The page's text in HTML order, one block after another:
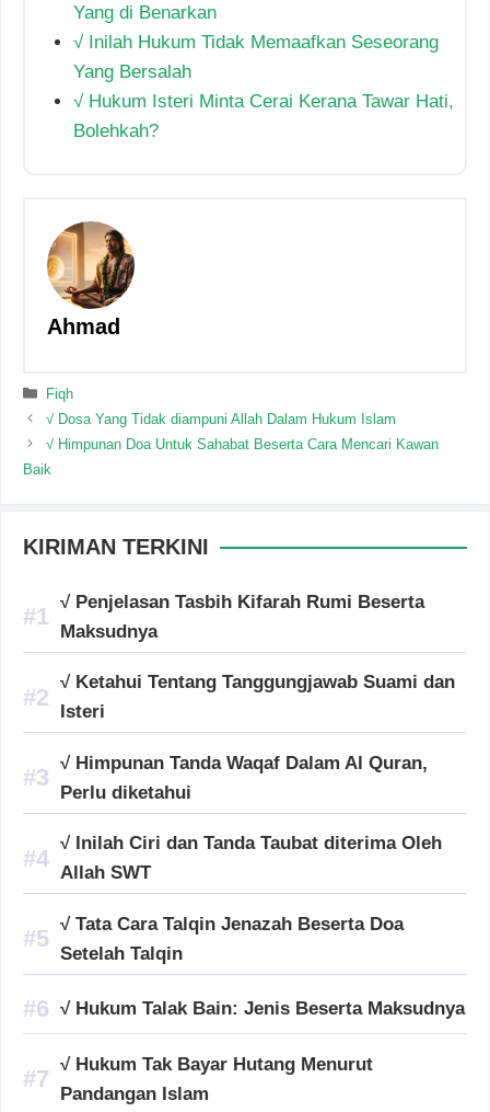
Yang di Benarkan
√ Inilah Hukum Tidak Memaafkan Seseorang
Yang Bersalah
√ Hukum Isteri Minta Cerai Kerana Tawar Hati,
Bolehkah?
Ahmad
Categories
Fiqh
√ Dosa Yang Tidak diampuni Allah Dalam Hukum Islam
√ Himpunan Doa Untuk Sahabat Beserta Cara Mencari Kawan
Baik
KIRIMAN TERKINI
√ Penjelasan Tasbih Kifarah Rumi Beserta
Maksudnya
√ Ketahui Tentang Tanggungjawab Suami dan
Isteri
√ Himpunan Tanda Waqaf Dalam Al Quran,
Perlu diketahui
√ Inilah Ciri dan Tanda Taubat diterima Oleh
Allah SWT
√ Tata Cara Talqin Jenazah Beserta Doa
Setelah Talqin
√ Hukum Talak Bain: Jenis Beserta Maksudnya
√ Hukum Tak Bayar Hutang Menurut
Pandangan Islam